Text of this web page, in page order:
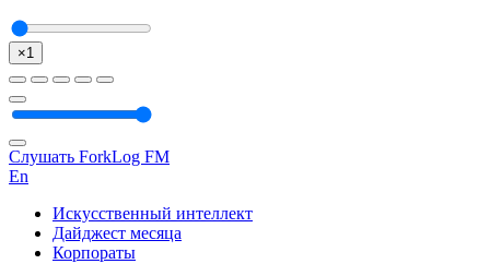
×1
Слушать ForkLog FM
En
Искусственный интеллект
Дайджест месяца
Корпораты